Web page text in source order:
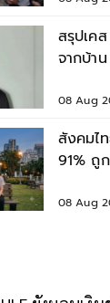
สรุปเค
จากบ้า
08 Aug
สังคมไ
91% ถู
08 Aug